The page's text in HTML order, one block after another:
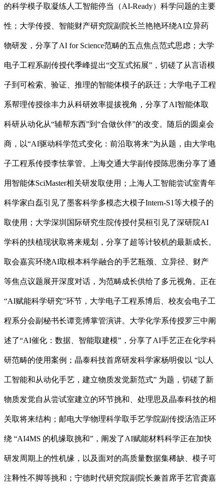
的科学模子取凝练人工智能停当（AI-Ready）科学问题的主要
性；大学传授、智能财产研究院副院长兰艳艳环绕AI立异药
物研发，分享了AI for Science范畴的五点焦点范式思虑；大学
电子工程系副传授代季峰提出“交互式拓展”，切磋了从言语模
子到可检索、验证、推理的智能体模子的跃迁；大学电子工程
系帮理传授徐丰力从科研效率提拔视角，分享了AI智能体取
科研从动化从“辅帮东西”到“合做伙伴”的改变。随后的圆桌会
商，以“AI驱动科学范式变化：前沿取将来”为从题，由大学电
子工程系传授李怯掌管。上海交通大学副传授陈思衡分享了通
用智能体SciMaster相关研发取使用；上海人工智能尝试室青年
科学家白磊引见了墨客科学多模态大模子Intern-S1等大模子的
取使用；大学深圳国际研究生院传授付昊桓引见了深研院AI
学科的扶植现状取将来规划，分享了超等计较机的最新成长。
取会嘉宾环绕AI取根本科学融合的手艺瓶颈、立异径、财产
等焦点议题展开深度对话，为范畴成长供给了多元视角。正在
“AI赋能科学研究”环节，大学电子工程系博后、校友会电子工
程系分会副秘书长谭竞搏掌管演讲。大学化学系传授罗三中阐
述了“AI催化：数据、智能取建模”，分享了AI手艺正在化学科
研范畴的使用案例；晶泰科技首席研发科学家杨明俊以 “以人
工智能和从动化手艺，建立物质发觉新范式” 为题，切磋了新
物质发觉自从尝试室建立的环节挑和、处理思及晶泰科技的相
关取将来结构；邮电大学物理科学取手艺学院副传授汤浩正环
绕 “AI4MS 的机缘取挑和”，阐发了AI赋能材料科学正在加快
研发周期上的性机缘，以及面对的高质量数据集稀缺、模子可
注释性不脚等挑和；宁德时代研究院副院长兼首席手艺官龚嘉